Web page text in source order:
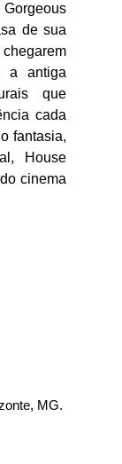
de sua
a antiga
que
cada
fantasia,
House
cinema
MG.